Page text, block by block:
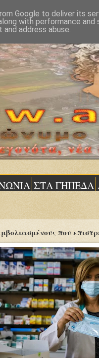
ΣΤΑ ΓΗΠΕΔΑ
που
Google to deliver its
with performance
address abuse.